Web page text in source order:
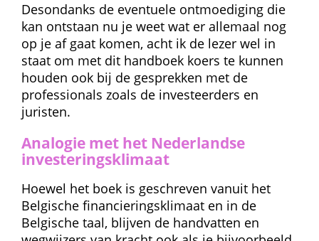
Desondanks de eventuele ontmoediging die
kan ontstaan nu je weet wat er allemaal nog
op je af gaat komen, acht ik de lezer wel in
staat om met dit handboek koers te kunnen
houden ook bij de gesprekken met de
professionals zoals de investeerders en
juristen.
Analogie met het Nederlandse
investeringsklimaat
Hoewel het boek is geschreven vanuit het
Belgische financieringsklimaat en in de
Belgische taal, blijven de handvatten en